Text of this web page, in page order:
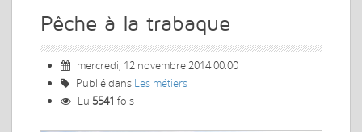
Pêche à la trabaque
mercredi, 12 novembre 2014 00:00
Publié dans Les métiers
Lu 5541 fois